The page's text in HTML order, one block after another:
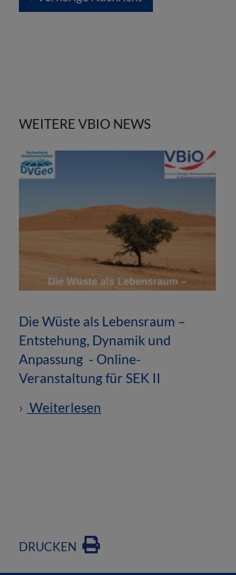
WEITERE VBIO NEWS
Die Wüste als Lebensraum –
Entstehung, Dynamik und
Anpassung - Online-
Veranstaltung für SEK II
Weiterlesen
DRUCKEN